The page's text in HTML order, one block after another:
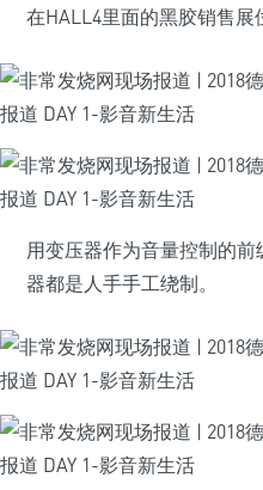
在HALL4里面的黑胶销售展
用变压器作为音量控制的前
器都是人手手工绕制。